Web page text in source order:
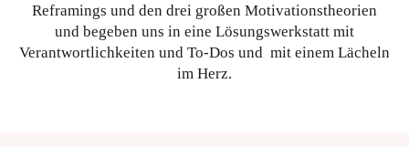
Reframings und den drei großen Motivationstheorien
und begeben uns in eine Lösungswerkstatt mit
Verantwortlichkeiten und To-Dos und mit einem Lächeln
im Herz.